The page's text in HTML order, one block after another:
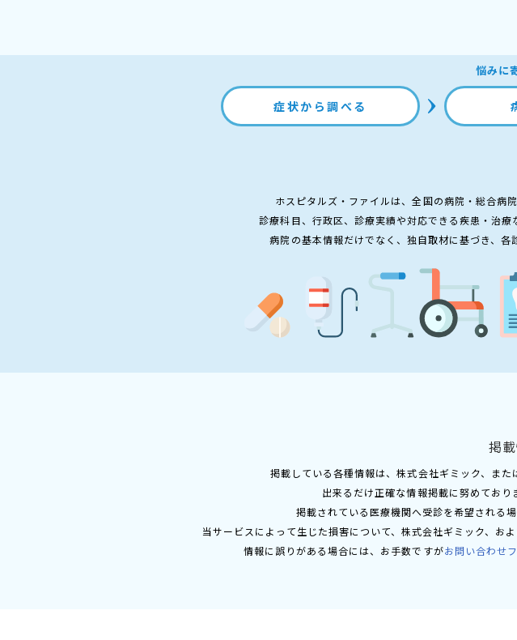
悩みに
症状から調べる
ホスピタルズ・ファイルは、全国の病院・総合病
診療科目、行政区、診療実績や対応できる疾患・治
病院の基本情報だけでなく、独自取材に基づき、各
掲
掲載している各種情報は、株式会社ギミック、ま
出来るだけ正確な情報掲載に努めており
掲載されている医療機関へ受診を希望される
当サービスによって生じた損害について、株式会社ギミック、お
情報に誤りがある場合には、お手数ですがお問い合わせ